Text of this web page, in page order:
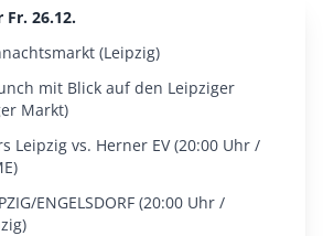
26.12.
(Leipzig)
mit Blick auf den Leipziger
Markt)
Leipzig vs. Herner EV (20:00 Uhr /
ENGELSDORF (20:00 Uhr /